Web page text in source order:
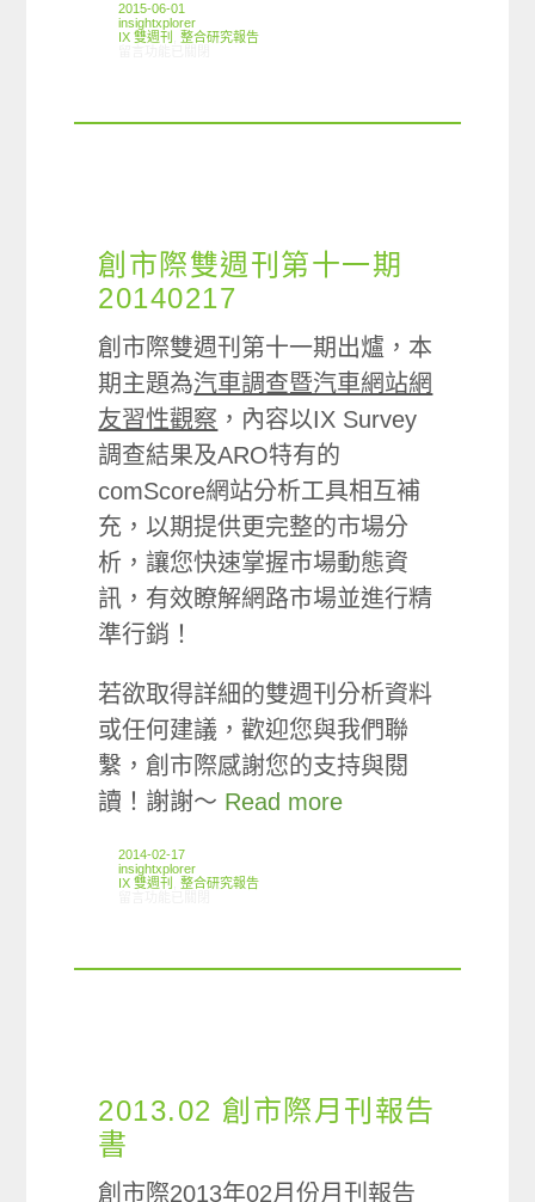
2015-06-01
insightxplorer
IX 雙週刊
,整合研究報告
創市際雙週刊第十一期
20140217
創市際雙週刊第十一期出爐，本
期主題為汽車調查暨汽車網站網
友習性觀察 ，內容以IX Survey
調查結果及ARO特有的
comScore網站分析工具相互補
充，以期提供更完整的市場分
析，讓您快速掌握市場動態資
訊，有效瞭解網路市場並進行精
準行銷！
若欲取得詳細的雙週刊分析資料
或任何建議，歡迎您與我們聯
繫，創市際感謝您的支持與閱
讀！謝謝～ Read more
2014-02-17
insightxplorer
IX 雙週刊
,整合研究報告
2013.02 創市際月刊報告
書
創市際2013年02月份月刊報告